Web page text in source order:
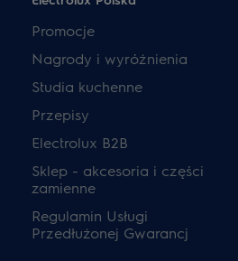
Promocje
Nagrody i wyróżnienia
Studia kuchenne
Przepisy
Electrolux B2B
Sklep - akcesoria i części
zamienne
Regulamin Usługi
Przedłużonej Gwarancj